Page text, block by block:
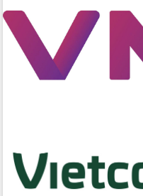
Phát động chiến dịch 30 ngày đêm
giải phóng mặt bằng Tuyến đường bộ
ven biển
Đắk Lắk nỗ lực thúc đẩy tăng trưởng
kinh tế từ 10% trở lên trong Quý
Thứ trưởng Bộ Y tế làm việc với tỉnh
Đắk Lắk về phát triển nhân lực y tế
cho trạm y tế cấp xã